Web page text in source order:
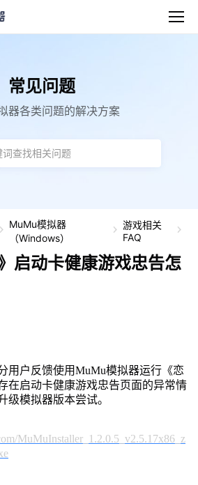
常见问题
器各类问题的解决方案
查找相关问题
MuMu模拟器
（Windows）
游戏相关
FAQ
启动卡健康游戏忠告怎
户反馈使用MuMu模拟器运行《恋
在启动卡健康游戏忠告页面的异常情
级模拟器版本尝试。
MuMuInstaller_1.2.0.5_v2.5.17x86_z